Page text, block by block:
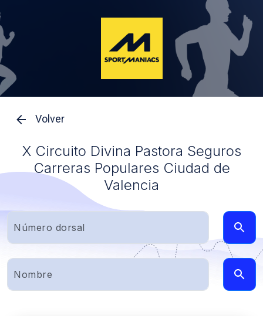
Volver
X Circuito Divina Pastora Seguros
Carreras Populares Ciudad de
Valencia